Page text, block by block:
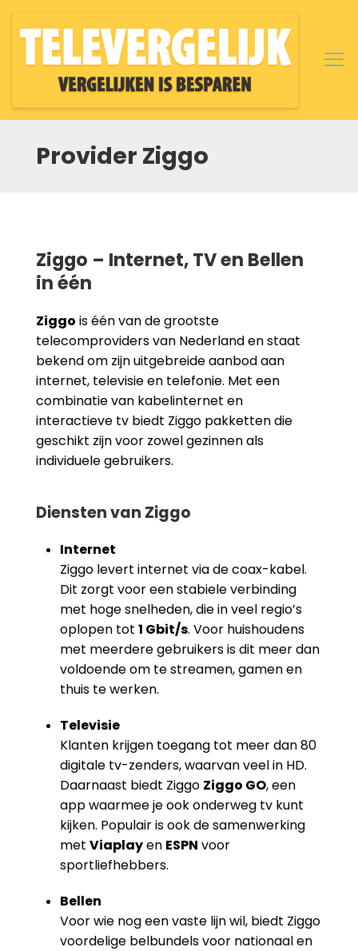
Provider Ziggo
Ziggo – Internet, TV en Bellen
in één
Ziggo is één van de grootste
telecomproviders van Nederland en staat
bekend om zijn uitgebreide aanbod aan
internet, televisie en telefonie. Met een
combinatie van kabelinternet en
interactieve tv biedt Ziggo pakketten die
geschikt zijn voor zowel gezinnen als
individuele gebruikers.
Diensten van Ziggo
Internet
Ziggo levert internet via de coax-kabel.
Dit zorgt voor een stabiele verbinding
met hoge snelheden, die in veel regio’s
oplopen tot 1 Gbit/s. Voor huishoudens
met meerdere gebruikers is dit meer dan
voldoende om te streamen, gamen en
thuis te werken.
Televisie
Klanten krijgen toegang tot meer dan 80
digitale tv-zenders, waarvan veel in HD.
Daarnaast biedt Ziggo Ziggo GO, een
app waarmee je ook onderweg tv kunt
kijken. Populair is ook de samenwerking
met Viaplayen ESPN voor
sportliefhebbers.
Bellen
Voor wie nog een vaste lijn wil, biedt Ziggo
voordelige belbundels voor nationaal en